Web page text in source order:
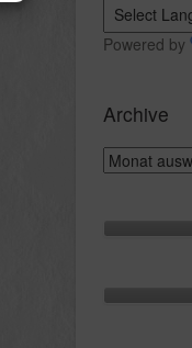
Powered by
Archive
Archive